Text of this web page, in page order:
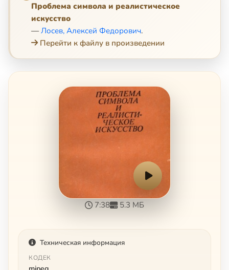
Проблема символа и реалистическое
искусство
— Лосев, Алексей Федорович.
Перейти к файлу в произведении
7:38 5.3 МБ
Техническая информация
КОДЕК